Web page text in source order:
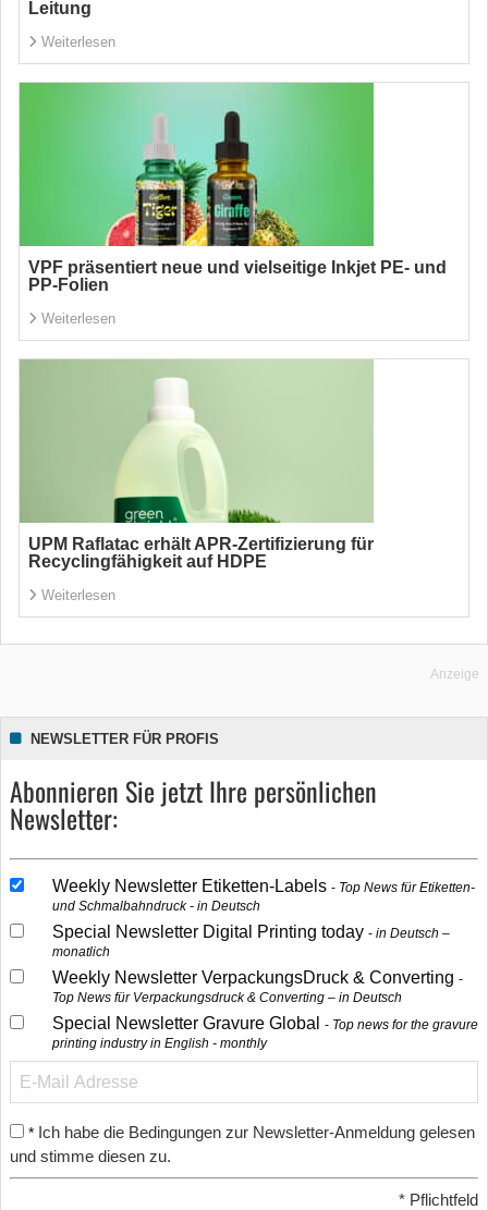
Leitung
Weiterlesen
VPF präsentiert neue und vielseitige Inkjet PE- und
PP-Folien
Weiterlesen
UPM Raflatac erhält APR-Zertifizierung für
Recyclingfähigkeit auf HDPE
Weiterlesen
Anzeige
NEWSLETTER FÜR PROFIS
Abonnieren Sie jetzt Ihre persönlichen
Newsletter:
Weekly Newsletter Etiketten-Labels
Top News für Etiketten-
und Schmalbahndruck - in Deutsch
Special Newsletter Digital Printing today
in Deutsch –
monatlich
Weekly Newsletter VerpackungsDruck & Converting
Top News für Verpackungsdruck & Converting – in Deutsch
Special Newsletter Gravure Global
Top news for the gravure
printing industry in English - monthly
* Ich habe die Bedingungen zur Newsletter-Anmeldung gelesen
und stimme diesen zu.
* Pflichtfeld